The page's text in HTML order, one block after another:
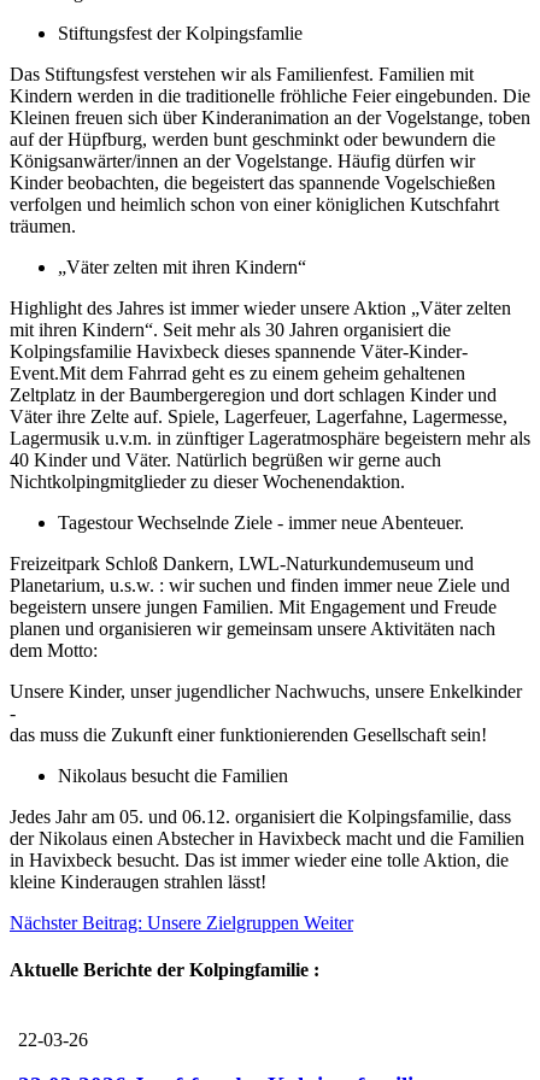
Stiftungsfest der Kolpingsfamlie
Das Stiftungsfest verstehen wir als Familienfest. Familien mit
Kindern werden in die traditionelle fröhliche Feier eingebunden. Die
Kleinen freuen sich über Kinderanimation an der Vogelstange, toben
auf der Hüpfburg, werden bunt geschminkt oder bewundern die
Königsanwärter/innen an der Vogelstange. Häufig dürfen wir
Kinder beobachten, die begeistert das spannende Vogelschießen
verfolgen und heimlich schon von einer königlichen Kutschfahrt
träumen.
„Väter zelten mit ihren Kindern“
Highlight des Jahres ist immer wieder unsere Aktion „Väter zelten
mit ihren Kindern“. Seit mehr als 30 Jahren organisiert die
Kolpingsfamilie Havixbeck dieses spannende Väter-Kinder-
Event.Mit dem Fahrrad geht es zu einem geheim gehaltenen
Zeltplatz in der Baumbergeregion und dort schlagen Kinder und
Väter ihre Zelte auf. Spiele, Lagerfeuer, Lagerfahne, Lagermesse,
Lagermusik u.v.m. in zünftiger Lageratmosphäre begeistern mehr als
40 Kinder und Väter. Natürlich begrüßen wir gerne auch
Nichtkolpingmitglieder zu dieser Wochenendaktion.
Tagestour Wechselnde Ziele - immer neue Abenteuer.
Freizeitpark Schloß Dankern, LWL-Naturkundemuseum und
Planetarium, u.s.w. : wir suchen und finden immer neue Ziele und
begeistern unsere jungen Familien. Mit Engagement und Freude
planen und organisieren wir gemeinsam unsere Aktivitäten nach
dem Motto:
Unsere Kinder, unser jugendlicher Nachwuchs, unsere Enkelkinder
-
das muss die Zukunft einer funktionierenden Gesellschaft sein!
Nikolaus besucht die Familien
Jedes Jahr am 05. und 06.12. organisiert die Kolpingsfamilie, dass
der Nikolaus einen Abstecher in Havixbeck macht und die Familien
in Havixbeck besucht. Das ist immer wieder eine tolle Aktion, die
kleine Kinderaugen strahlen lässt!
Nächster Beitrag: Unsere Zielgruppen Weiter
Aktuelle Berichte der Kolpingfamilie :
22-03-26